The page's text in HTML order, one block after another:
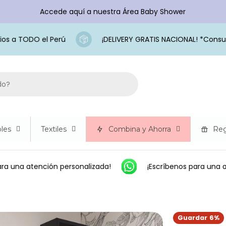
Accede aquí a nuestra Área Baby Shower
TODO el Perú ¡DELIVERY GRATIS NACIONAL!
Textiles Combina y Ahorra
una atención personalizada! ¡Escríbenos para una
Guardar 6%